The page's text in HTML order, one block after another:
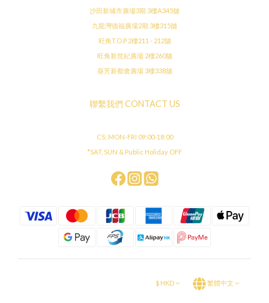
沙田新城市廣場3期 3樓A345舖
九龍灣德福廣場2期 3樓315舖
旺角T.O.P 2樓211 - 212舖
旺角新世紀廣場 2樓260舖
葵芳新都會廣場 3樓338舖
聯繫我們 CONTACT US
CS: MON-FRI 09:00-18:00
*SAT, SUN & Public Holiday OFF
$ HKD 繁體中文